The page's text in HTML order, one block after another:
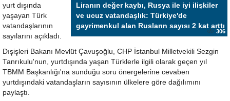
Liranın değer kaybı, Rusya ile iyi ilişkiler
ve ucuz vatandaşlık: Türkiye'de
gayrimenkul alan Rusların sayısı 2 kat arttı
306
yurt dışında
yaşayan Türk
vatandaşlarının
sayılarını açıkladı.
Dışişleri Bakanı Mevlüt Çavuşoğlu, CHP İstanbul Milletvekili Sezgin
Tanrıkulu'nun, yurtdışında yaşan Türklerle ilgili olarak geçen yıl
TBMM Başkanlığı'na sunduğu soru önergelerine cevaben
yurtdışındaki vatandaşların sayısının ülkelere göre dağılımını
paylaştı.